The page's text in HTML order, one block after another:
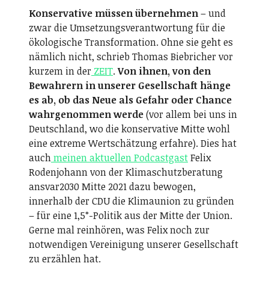
Konservative müssen übernehmen– und
zwar die Umsetzungsverantwortung für die
ökologische Transformation. Ohne sie geht es
nämlich nicht, schrieb Thomas Biebricher vor
kurzem in der ZEIT.Von ihnen, von den
Bewahrern in unserer Gesellschaft hänge
es ab, ob das Neue als Gefahr oder Chance
wahrgenommen werde(vor allem bei uns in
Deutschland, wo die konservative Mitte wohl
eine extreme Wertschätzung erfahre). Dies hat
auchmeinen aktuellen PodcastgastFelix
Rodenjohann von der Klimaschutzberatung
ansvar2030 Mitte 2021 dazu bewogen,
innerhalb der CDU die Klimaunion zu gründen
– für eine 1,5°-Politik aus der Mitte der Union.
Gerne mal reinhören, was Felix noch zur
notwendigen Vereinigung unserer Gesellschaft
zu erzählen hat.